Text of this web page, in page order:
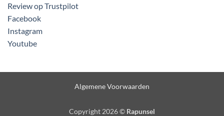
Review op Trustpilot
Facebook
Instagram
Youtube
Algemene Voorwaarden
Copyright 2026 © Rapunsel